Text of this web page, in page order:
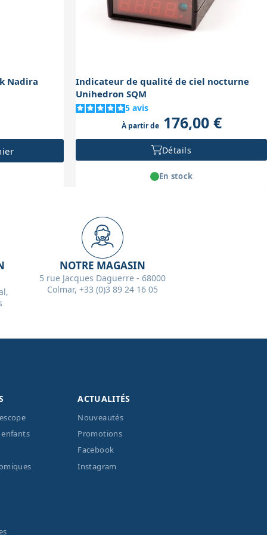
Nadira
Indicateur de qualité de ciel nocturne
Unihedron SQM
5 avis
À partir de176,00 €
Détails
En stock
NOTRE MAGASIN
5 rue Jacques Daguerre - 68000
Colmar, +33 (0)3 89 24 16 05
enfants
ACTUALITÉS
Nouveautés
Promotions
Facebook
Instagram